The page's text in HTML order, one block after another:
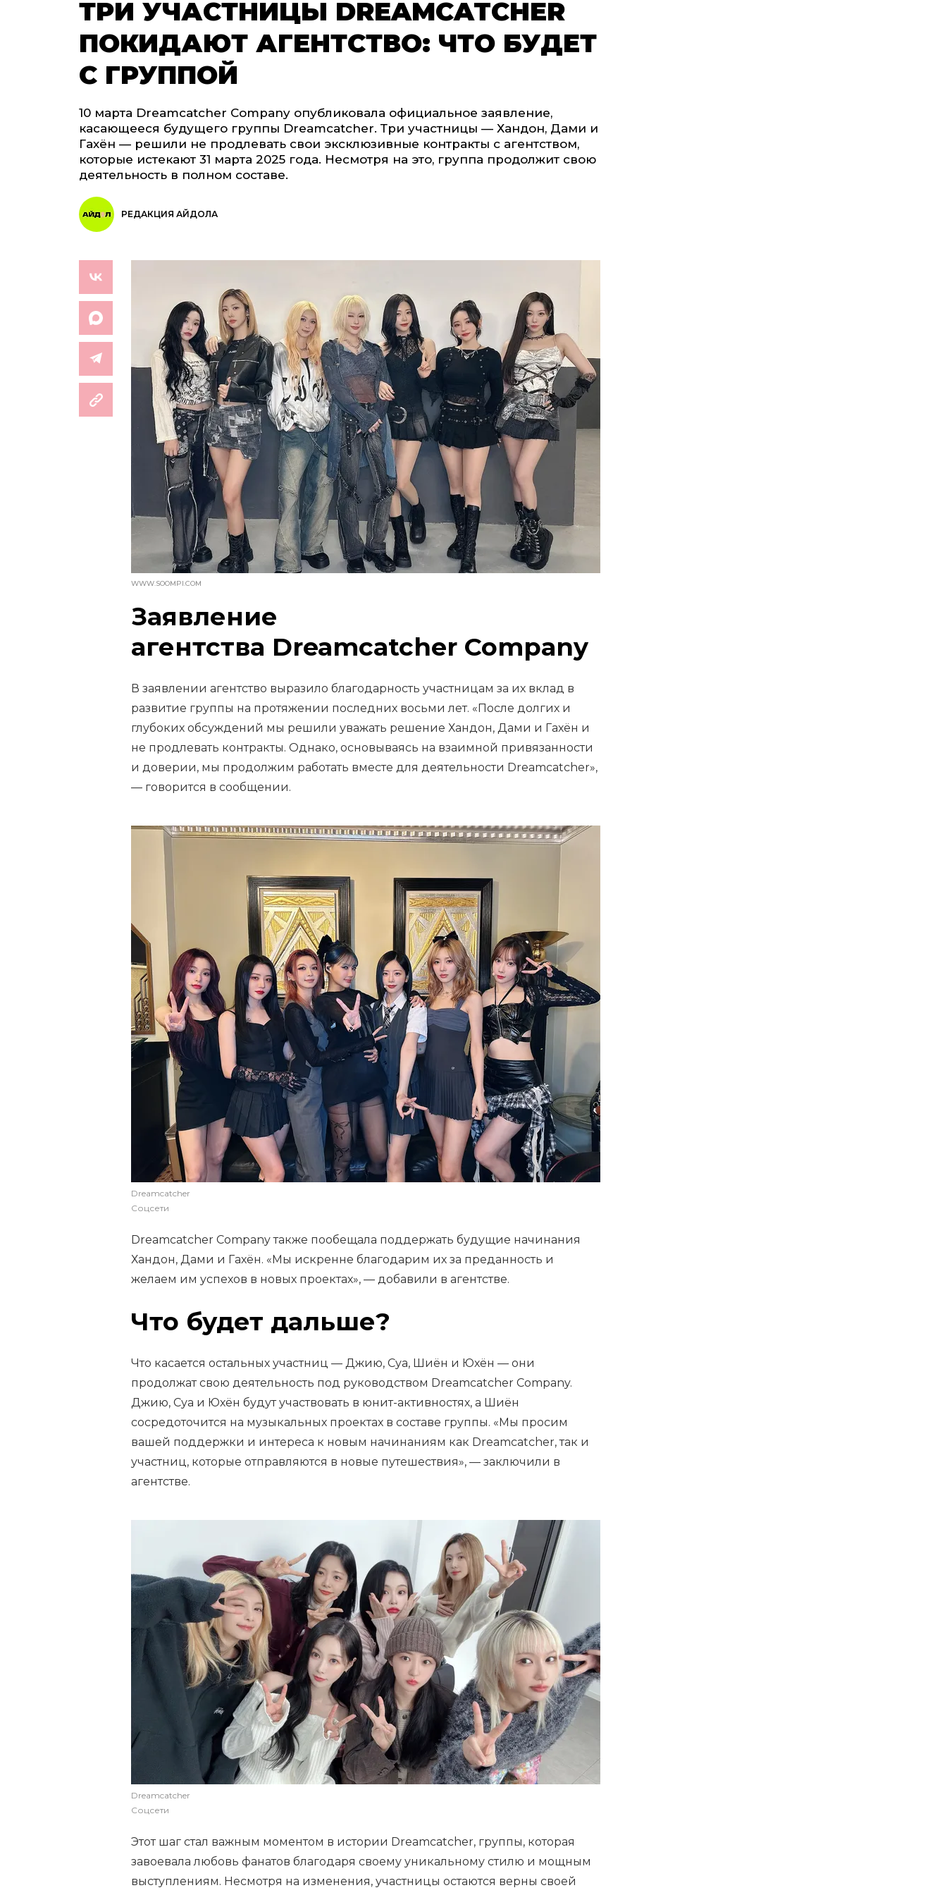
ТРИ УЧАСТНИЦЫ DREAMCATCHER
ПОКИДАЮТ АГЕНТСТВО: ЧТО БУДЕТ
С ГРУППОЙ
10 марта Dreamcatcher Company опубликовала официальное заявление,
касающееся будущего группы Dreamcatcher. Три участницы — Хандон, Дами и
Гахён — решили не продлевать свои эксклюзивные контракты с агентством,
которые истекают 31 марта 2025 года. Несмотря на это, группа продолжит свою
деятельность в полном составе.
РЕДАКЦИЯ АЙДОЛА
WWW.SOOMPI.COM
Заявление
агентства Dreamcatcher Company
В заявлении агентство выразило благодарность участницам за их вклад в
развитие группы на протяжении последних восьми лет. «После долгих и
глубоких обсуждений мы решили уважать решение Хандон, Дами и Гахён и
не продлевать контракты. Однако, основываясь на взаимной привязанности
и доверии, мы продолжим работать вместе для деятельности Dreamcatcher»,
— говорится в сообщении.
Dreamcatcher
Соцсети
Dreamcatcher Company также пообещала поддержать будущие начинания
Хандон, Дами и Гахён. «Мы искренне благодарим их за преданность и
желаем им успехов в новых проектах», — добавили в агентстве.
Что будет дальше?
Что касается остальных участниц — Джию, Суа, Шиён и Юхён — они
продолжат свою деятельность под руководством Dreamcatcher Company.
Джию, Суа и Юхён будут участвовать в юнит-активностях, а Шиён
сосредоточится на музыкальных проектах в составе группы. «Мы просим
вашей поддержки и интереса к новым начинаниям как Dreamcatcher, так и
участниц, которые отправляются в новые путешествия», — заключили в
агентстве.
Dreamcatcher
Соцсети
Этот шаг стал важным моментом в истории Dreamcatcher, группы, которая
завоевала любовь фанатов благодаря своему уникальному стилю и мощным
выступлениям. Несмотря на изменения, участницы остаются верны своей